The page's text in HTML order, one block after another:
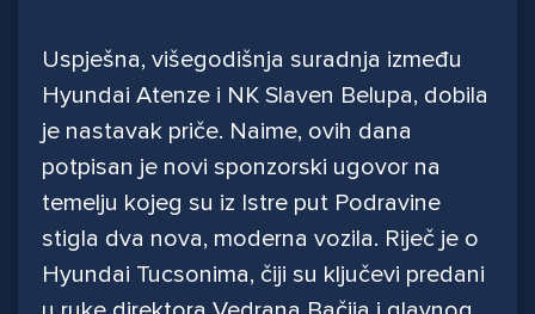
Uspješna, višegodišnja suradnja između
Hyundai Atenze i NK Slaven Belupa, dobila
je nastavak priče. Naime, ovih dana
potpisan je novi sponzorski ugovor na
temelju kojeg su iz Istre put Podravine
stigla dva nova, moderna vozila. Riječ je o
Hyundai Tucsonima, čiji su ključevi predani